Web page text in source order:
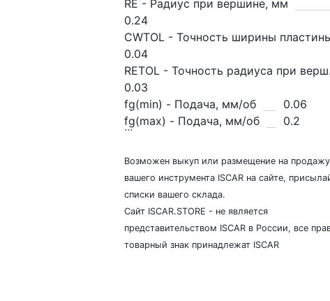
RE - Радиус при вершине, мм
0.24
CWTOL - Точность ширины
0.04
RETOL - Точность радиуса при
0.03
fg(min) - Подача, мм/об
0.06
fg(max) - Подача, мм/об
0.2
...
Возможен выкуп или размещение на продажу
вашего инструмента ISCAR на сайте,
списки вашего склада.
Сайт ISCAR.STORE - не является
представительством ISCAR в России, все
товарный знак принадлежат ISCAR